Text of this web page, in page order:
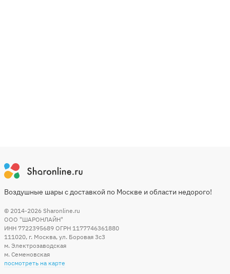
Воздушные шары с доставкой по Москве и области недорого!
© 2014-2026 Sharonline.ru
ООО "ШАРОНЛАЙН"
ИНН 7722395689 ОГРН 1177746361880
111020, г. Москва, ул. Боровая 3c3
м. Электрозаводская
м. Семеновская
посмотреть на карте